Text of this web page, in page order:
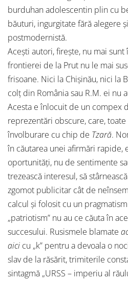
burduhan adolescentin plin cu
băuturi, ingurgitate fără alegere
postmodernistă.
Acești autori, firește, nu mai
frontierei de la Prut nu le mai
frisoane. Nici la Chișinău, nici la
colț din România sau R.M. ei nu
Acesta e înlocuit de un compex
reprezentări obscure, care,
învolburare cu chip de Tzară.
în căutarea unei afirmări rapide,
oportunități, nu de sentimente
trezească interesul, să
zgomot publicitar cât de
calcul și folosit cu un
„patriotism” nu au ce căuta în
succesului. Rusismele blamate
aici cu „k” pentru a devoala o
slav de la răsărit, trimiterile
sintagmă „URSS – imperiu al